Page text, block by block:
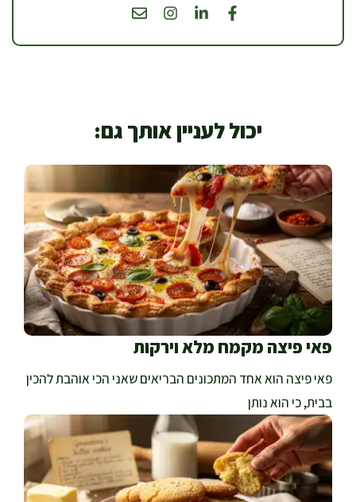
יכול לעניין אותך גם:
פאי פיצה מקמח מלא וירקות
פאי פיצה הוא אחד המתכונים הבריאים שאני הכי אוהבת להכין
בבית, כי הוא נותן